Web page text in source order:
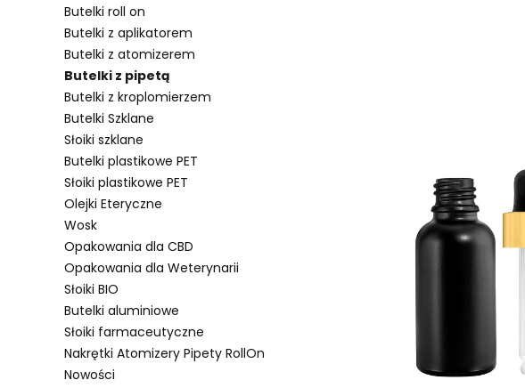
Butelki roll on
Butelki z aplikatorem
Butelki z atomizerem
Butelki z pipetą
Butelki z kroplomierzem
Butelki Szklane
Słoiki szklane
Butelki plastikowe PET
Słoiki plastikowe PET
Olejki Eteryczne
Wosk
Opakowania dla CBD
Opakowania dla Weterynarii
Słoiki BIO
Butelki aluminiowe
Słoiki farmaceutyczne
Nakrętki Atomizery Pipety RollOn
Nowości